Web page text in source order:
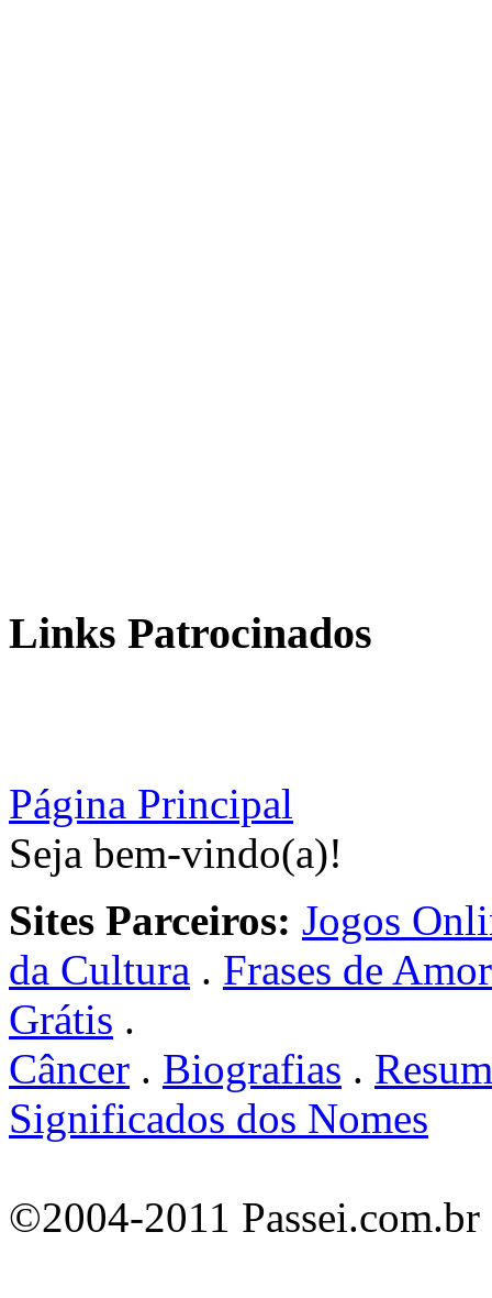
Links Patrocinados
Página Principal
Seja bem-vindo(a)!
Sites Parceiros: Jogos
da Cultura . Frases de Amor
Grátis .
Câncer . Biografias .
Significados dos Nomes
©2004-2011 Passei.com.br